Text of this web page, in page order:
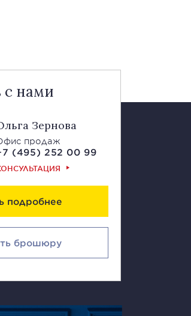
с нами
Зернова
продаж
(495) 252 00 99
подробнее
брошюру